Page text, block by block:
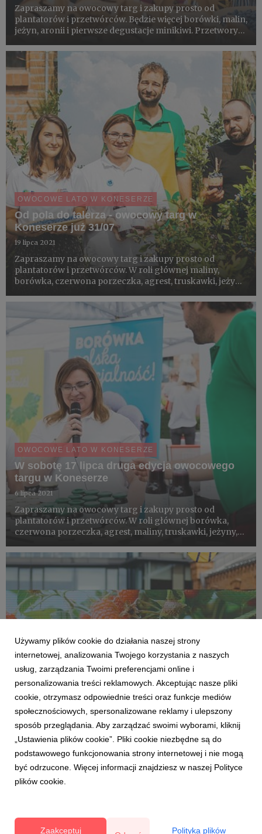
Zapraszamy na owocowy targ i zakupy prosto od
plantatorów i przetwórców. Będzie więcej borówki, malin,
jeżyn, aronii i pierwsze degustacje minikiwi. Przetwory
sadzonek aronii i eko-warsztaty dla dzieci. W jednym
miejscu,...
OWOCOWE LATO W KONESERZE
Od pola do talerza - owocowy targ w
Koneserze już 31/07
19 lipca 2021
Zapraszamy na owocowy targ i zakupy prosto od
plantatorów i przetwórców. W roli głównej maliny,
borówka, czerwona porzeczka, agrest, truskawki, jeżyny,
eko-warsztaty dla dzieci. W jednym miejscu, wszystko od
OWOCOWE LATO W KONESERZE
W sobotę 17 lipca druga edycja owocowego
targu w Koneserze
6 lipca 2021
Zapraszamy na owocowy targ i zakupy prosto od
plantatorów i przetwórców. W roli głównej borówka,
czerwona porzeczka, agrest, maliny, truskawki, jeżyny,
eko-warsztaty dla dzieci. W jednym miejscu, wszystko od
pola na ta...
OWOCOWE LATO W KONESERZE
W sobotę 3 lipca rusza owocowy targ w
Koneserze
2 lipca 2021
Zapraszamy na owocowy targ i zakupy prosto od
szkółkarzy, plantatorów i przetwórców. W roli głównej
jagoda kamczacka, borówka, agrest, truskawki, maliny,
szkółkar...
Używamy plików cookie do działania naszej strony
internetowej, analizowania Twojego korzystania z naszych
usług, zarządzania Twoimi preferencjami online i
personalizowania treści reklamowych. Akceptując nasze pliki
cookie, otrzymasz odpowiednie treści oraz funkcje mediów
społecznościowych, spersonalizowane reklamy i ulepszony
sposób przeglądania. Aby zarządzać swoimi wyborami, kliknij
„Ustawienia plików cookie”. Pliki cookie niezbędne są do
podstawowego funkcjonowania strony internetowej i nie mogą
być odrzucone. Więcej informacji znajdziesz w naszej Polityce
plików cookie.
Zaakceptuj Polityka plików